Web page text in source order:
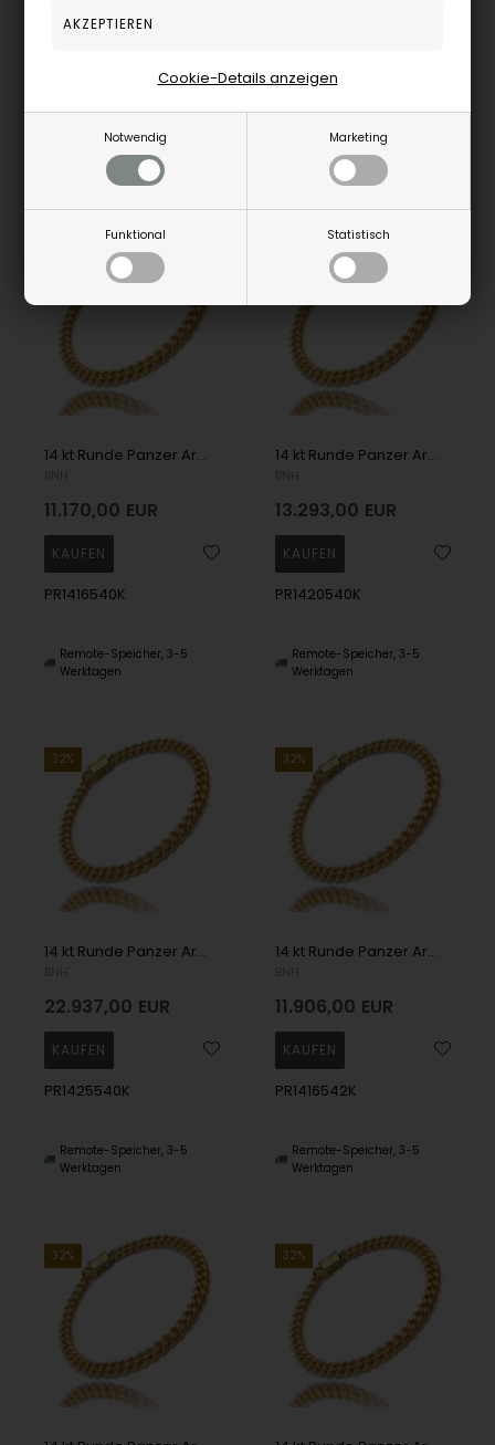
Notwendig Marketing
Funktional Statistisch
Cookie-Details anzeigen
12.560,00 EUR
Remote-Speicher, 3-5
Werktagen
Remote-Speicher, 3-5
Werktagen
14 kt Runde Panzer Armbänder und Halsketten von Danske BNH
11.170,00 EUR
PR1416540K
Remote-Speicher, 3-5
Werktagen
14 kt Runde Panzer Armbänder und Halsketten von Danske BNH
13.293,00 EUR
PR1420540K
Remote-Speicher, 3-5
Werktagen
32%
14 kt Runde Panzer Armbänder und Halsketten von Danske BNH
22.937,00 EUR
PR1425540K
Remote-Speicher, 3-5
Werktagen
32%
14 kt Runde Panzer Armbänder und Halsketten von Danske BNH
11.906,00 EUR
PR1416542K
Remote-Speicher, 3-5
Werktagen
32% 32%